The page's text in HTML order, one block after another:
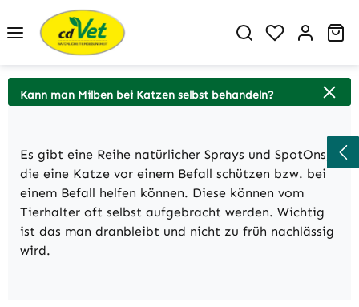
Zum Hauptinhalt springen
Du hast 0
Kann man Milben bei Katzen selbst behandeln?
Es gibt eine Reihe natürlicher Sprays und SpotOns,
die eine Katze vor einem Befall schützen bzw. bei
einem Befall helfen können. Diese können vom
Tierhalter oft selbst aufgebracht werden. Wichtig
ist das man dranbleibt und nicht zu früh nachlässig
wird.